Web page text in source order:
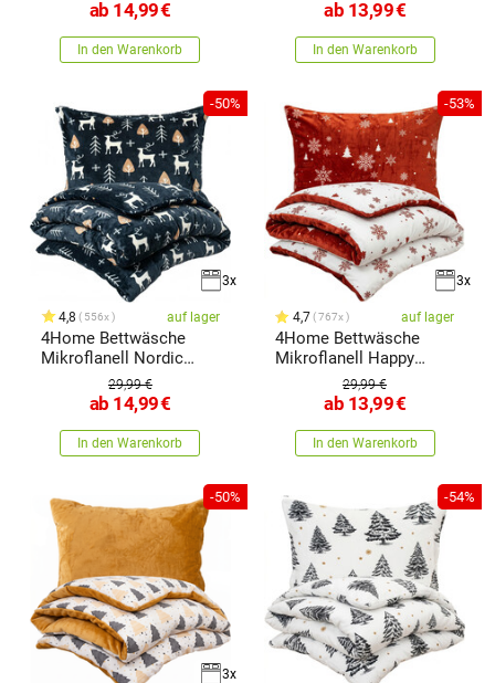
ab 14,99€
In den Warenkorb
ab 13,99€
In den Warenkorb
-50%
3x
4,8 556x auf lager
4Home Bettwäsche
Mikroflanell Nordic
29,99 €
ab 14,99€
In den Warenkorb
-53%
3x
4,7 767x auf lager
4Home Bettwäsche
Mikroflanell Happy
29,99 €
ab 13,99€
In den Warenkorb
-50%
3x
-54%